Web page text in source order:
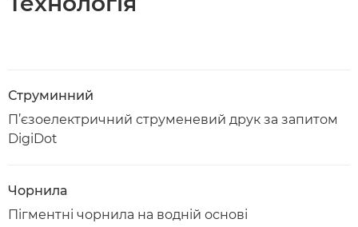
Струминний
П’єзоелектричний струменевий друк за запитом
DigiDot
Чорнила
Пігментні чорнила на водній основі